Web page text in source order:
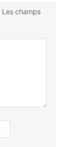
Les champs